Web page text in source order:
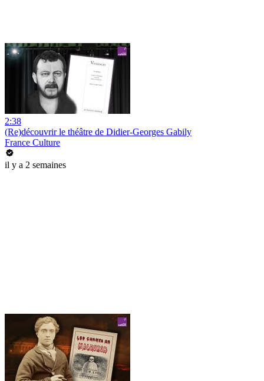
2:38
(Re)découvrir le théâtre de Didier-Georges Gabily
France Culture
il y a 2 semaines